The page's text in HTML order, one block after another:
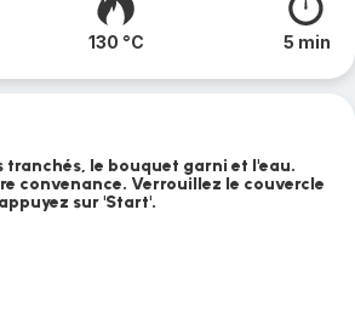
130 °C 5 min
tranchés, le bouquet garni et l'eau.
convenance. Verrouillez le couvercle
sur 'Start'.